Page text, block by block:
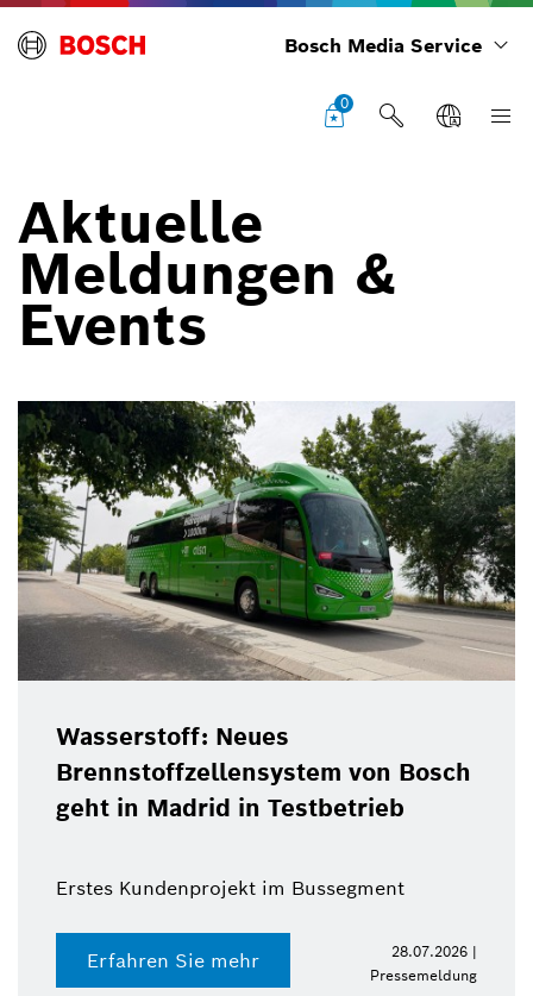
Bosch Media Service
0
Aktuelle
Meldungen &
Events
Wasserstoff: Neues
Brennstoffzellensystem von Bosch
geht in Madrid in Testbetrieb
Erstes Kundenprojekt im Bussegment
Erfahren Sie mehr
28.07.2026 |
Pressemeldung